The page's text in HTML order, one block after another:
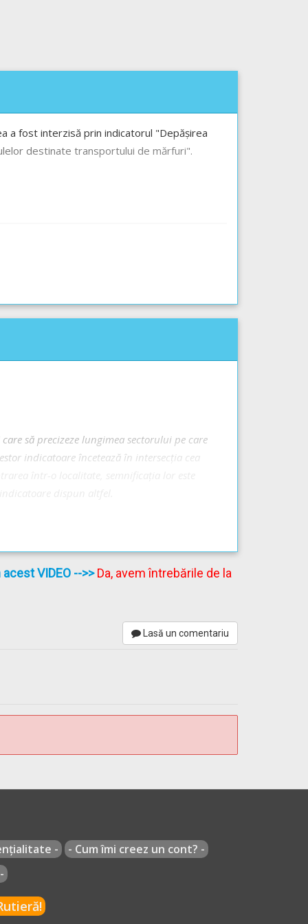
a fost interzisă prin indicatorul "Depășirea
destinate transportului de mărfuri".
să precizeze lungimea sectorului pe care
indicatoare încetează în intersecţia cea
într-o localitate, semnificaţia lor este
dispun altfel.
VIDEO -->>Da, avem întrebările de la
Lasă un comentariu
-
- Cum îmi creez un cont? -